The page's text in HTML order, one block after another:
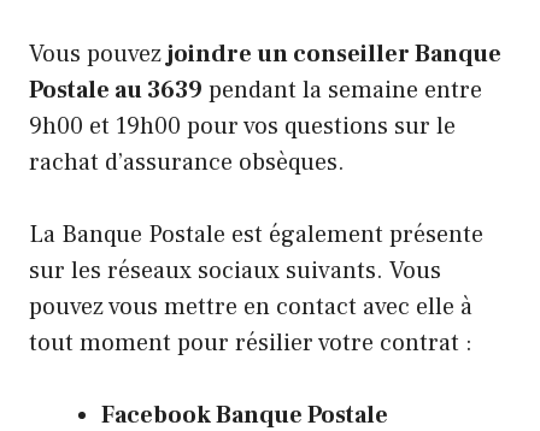
Vous pouvezjoindre un conseiller Banque
Postale au 3639 pendant la semaine entre
9h00 et 19h00 pour vos questions sur le
rachat d’assurance obsèques.
La Banque Postale est également présente
sur les réseaux sociaux suivants. Vous
pouvez vous mettre en contact avec elle à
tout moment pour résilier votre contrat :
Facebook Banque Postale